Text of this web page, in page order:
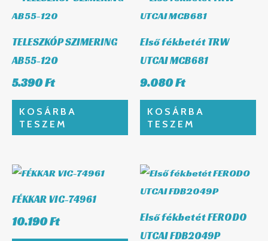
TELESZKÓP SZIMERING
AB55-120
5.390Ft
KOSÁRBA
TESZEM
Első fékbetét TRW
UTCAI MCB681
9.080Ft
KOSÁRBA
TESZEM
FÉKKAR VIC-74961
10.190Ft
Első fékbetét FERODO
UTCAI FDB2049P